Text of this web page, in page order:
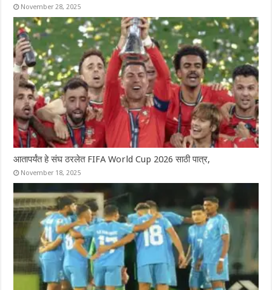
November 28, 2025
आतापर्यंत हे संघ ठरलेत FIFA World Cup 2026 साठी पात्र,
November 18, 2025